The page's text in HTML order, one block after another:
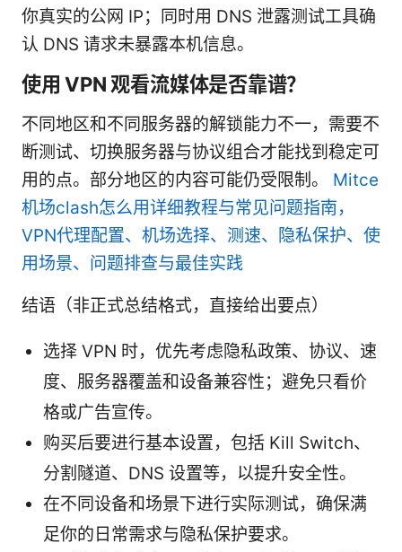
你真实的公网 IP；同时用 DNS 泄露测试工具确
认 DNS 请求未暴露本机信息。
使用 VPN 观看流媒体是否靠谱？
不同地区和不同服务器的解锁能力不一，需要不
断测试、切换服务器与协议组合才能找到稳定可
用的点。部分地区的内容可能仍受限制。 Mitce
机场clash怎么用详细教程与常见问题指南，
VPN代理配置、机场选择、测速、隐私保护、使
用场景、问题排查与最佳实践
结语（非正式总结格式，直接给出要点）
选择 VPN 时，优先考虑隐私政策、协议、速
度、服务器覆盖和设备兼容性；避免只看价
格或广告宣传。
购买后要进行基本设置，包括 Kill Switch、
分割隧道、DNS 设置等，以提升安全性。
在不同设备和场景下进行实际测试，确保满
足你的日常需求与隐私保护要求。